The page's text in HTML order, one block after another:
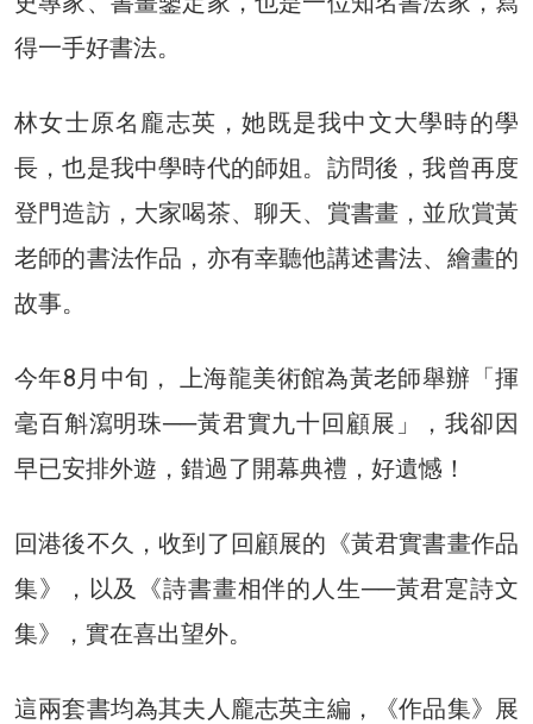
得一手好書法。
林女士原名龐志英，她既是我中文大學時的學
長，也是我中學時代的師姐。訪問後，我曾再度
登門造訪，大家喝茶、聊天、賞書畫，並欣賞黃
老師的書法作品，亦有幸聽他講述書法、繪畫的
故事。
今年8月中旬， 上海龍美術館為黃老師舉辦「揮
毫百斛瀉明珠──黃君實九十回顧展」，我卻因
早已安排外遊，錯過了開幕典禮，好遺憾！
回港後不久，收到了回顧展的《黃君實書畫作品
集》，以及《詩書畫相伴的人生──黃君寔詩文
集》，實在喜出望外。
這兩套書均為其夫人龐志英主編，《作品集》展